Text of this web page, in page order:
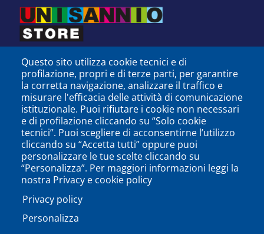
SEGUICI SU
PODCAST
Questo sito utilizza cookie tecnici e di
profilazione, propri e di terze parti, per garantire
la corretta navigazione, analizzare il traffico e
misurare l'efficacia delle attività di comunicazione
istituzionale. Puoi rifiutare i cookie non necessari
e di profilazione cliccando su “Solo cookie
tecnici”. Puoi scegliere di acconsentirne l’utilizzo
cliccando su “Accetta tutti” oppure puoi
personalizzare le tue scelte cliccando su
“Personalizza”. Per maggiori informazioni leggi la
nostra Privacy e cookie policy
Privacy policy
Personalizza